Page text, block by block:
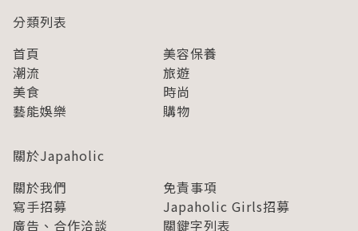
分類列表
首頁
美容保養
潮流
旅遊
美食
時尚
藝能娛樂
購物
關於Japaholic
關於我們
免責事項
寫手招募
Japaholic Girls招募
廣告、合作洽談
關鍵字列表